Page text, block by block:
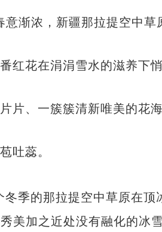
意渐浓，新疆那拉提空中
红花在涓涓雪水的滋养下
片、一簇簇清新唯美的花
吐蕊。